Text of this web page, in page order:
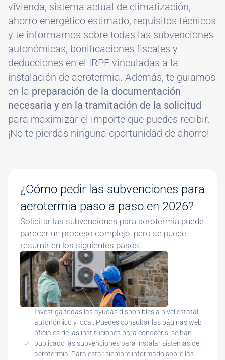
vivienda, sistema actual de climatización,
ahorro energético estimado, requisitos técnicos
y te informamos sobre todas las subvenciones
autonómicas, bonificaciones fiscales y
deducciones en el IRPF vinculadas a la
instalación de aerotermia. Además, te guiamos
en la preparación de la documentación
necesaria y en la tramitación de la solicitud
para maximizar el importe que puedes recibir.
¡No te pierdas ninguna oportunidad de ahorro!
¿Cómo pedir las subvenciones para
aerotermia paso a paso en 2026?
Solicitar las subvenciones para aerotermia puede
parecer un proceso complejo, pero se puede
resumir en los siguientes pasos:
Investiga todas las ayudas disponibles a nivel estatal,
autonómico y local. Puedes consultar las páginas web
oficiales de las instituciones para conocer si se han
publicado las subvenciones para instalar sistemas de
aerotermia. Para estar siempre informado sobre las